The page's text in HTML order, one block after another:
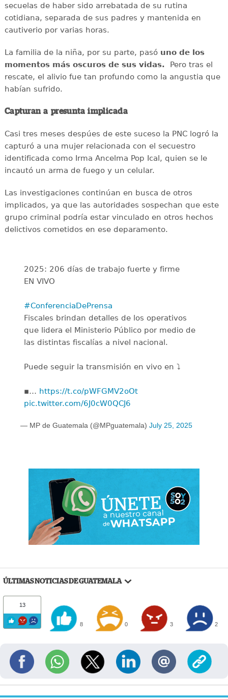
secuelas de haber sido arrebatada de su rutina
cotidiana, separada de sus padres y mantenida en
cautiverio por varias horas.
La familia de la niña, por su parte, pasóuno de los
momentos más oscuros de sus vidas. Pero tras el
rescate, el alivio fue tan profundo como la angustia que
habían sufrido.
Capturan a presunta implicada
Casi tres meses despúes de este suceso la PNC logró la
capturó a una mujer relacionada con el secuestro
identificada como Irma Ancelma Pop Ical, quien se le
incautó un arma de fuego y un celular.
Las investigaciones continúan en busca de otros
implicados, ya que las autoridades sospechan que este
grupo criminal podría estar vinculado en otros hechos
delictivos cometidos en ese deparamento.
2025: 206 días de trabajo fuerte y firme
EN VIVO
#ConferenciaDePrensa
Fiscales brindan detalles de los operativos
que lidera el Ministerio Público por medio de
las distintas fiscalías a nivel nacional.
Puede seguir la transmisión en vivo en ⤵️
▪️… https://t.co/pWFGMV2oOt
pic.twitter.com/6J0cW0QCJ6
— MP de Guatemala (@MPguatemala) July 25, 2025
ÚLTIMAS NOTICIAS DE GUATEMALA
13
8 0 3 2